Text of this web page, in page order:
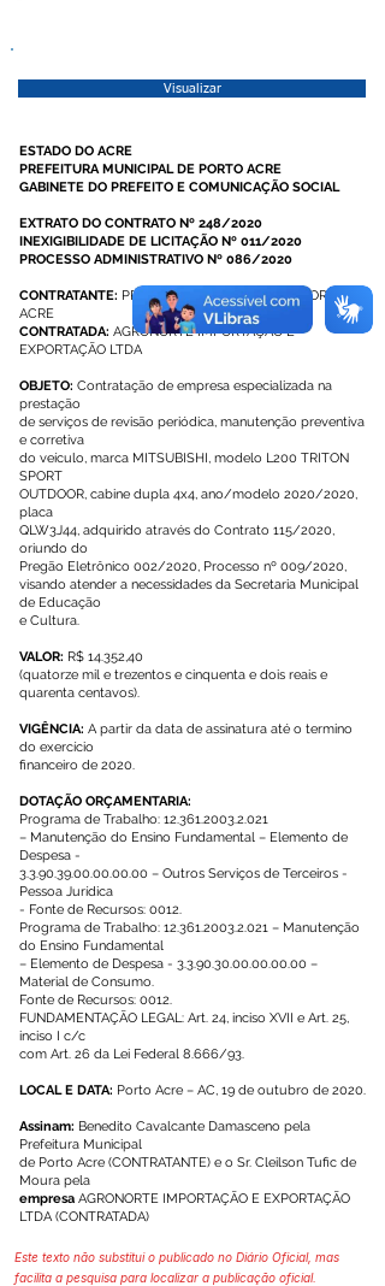
Visualizar
ESTADO DO ACRE
PREFEITURA MUNICIPAL DE PORTO ACRE
GABINETE DO PREFEITO E COMUNICAÇÃO SOCIAL
EXTRATO DO CONTRATO Nº 248/2020
INEXIGIBILIDADE DE LICITAÇÃO Nº 011/2020
PROCESSO ADMINISTRATIVO Nº 086/2020
CONTRATANTE: PREFEITURA MUNICIPAL DE PORTO
ACRE
CONTRATADA: AGRONORTE IMPORTAÇÃO E
EXPORTAÇÃO LTDA
OBJETO: Contratação de empresa especializada na
prestação
de serviços de revisão periódica, manutenção preventiva
e corretiva
do veículo, marca MITSUBISHI, modelo L200 TRITON
SPORT
OUTDOOR, cabine dupla 4x4, ano/modelo 2020/2020,
placa
QLW3J44, adquirido através do Contrato 115/2020,
oriundo do
Pregão Eletrônico 002/2020, Processo nº 009/2020,
visando atender a necessidades da Secretaria Municipal
de Educação
e Cultura.
VALOR: R$ 14.352,40
(quatorze mil e trezentos e cinquenta e dois reais e
quarenta centavos).
VIGÊNCIA: A partir da data de assinatura até o termino
do exercício
financeiro de 2020.
DOTAÇÃO ORÇAMENTARIA:
Programa de Trabalho: 12.361.2003.2.021
– Manutenção do Ensino Fundamental – Elemento de
Despesa -
3.3.90.39.00.00.00.00 – Outros Serviços de Terceiros -
Pessoa Jurídica
- Fonte de Recursos: 0012.
Programa de Trabalho: 12.361.2003.2.021 – Manutenção
do Ensino Fundamental
– Elemento de Despesa - 3.3.90.30.00.00.00.00 –
Material de Consumo.
Fonte de Recursos: 0012.
FUNDAMENTAÇÃO LEGAL: Art. 24, inciso XVII e Art. 25,
inciso I c/c
com Art. 26 da Lei Federal 8.666/93.
LOCAL E DATA: Porto Acre – AC, 19 de outubro de 2020.
Assinam: Benedito Cavalcante Damasceno pela
Prefeitura Municipal
de Porto Acre (CONTRATANTE) e o Sr. Cleilson Tufic de
Moura pela
empresa AGRONORTE IMPORTAÇÃO E EXPORTAÇÃO
LTDA (CONTRATADA)
Este texto não substitui o publicado no Diário Oficial, mas
facilita a pesquisa para localizar a publicação oficial.